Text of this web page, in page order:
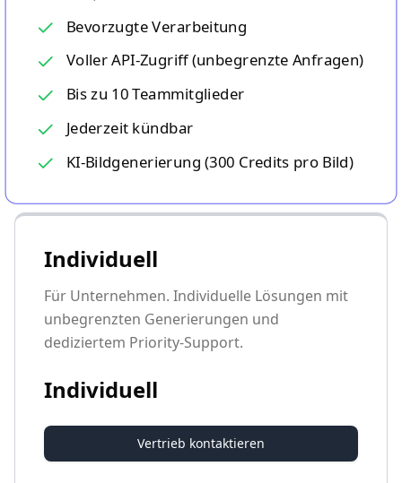
Bevorzugte Verarbeitung
Voller API-Zugriff (unbegrenzte Anfragen)
Bis zu 10 Teammitglieder
Jederzeit kündbar
KI-Bildgenerierung (300 Credits pro Bild)
Individuell
Für Unternehmen. Individuelle Lösungen mit
unbegrenzten Generierungen und
dediziertem Priority-Support.
Individuell
Vertrieb kontaktieren